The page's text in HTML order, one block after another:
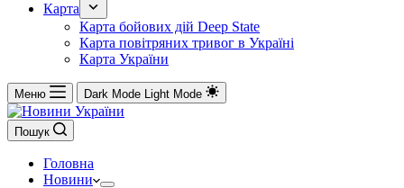
Карта
Карта бойових дій Deep State
Карта повітряних тривог в Україні
Карта України
Меню Dark Mode Light Mode
Пошук
Головна
Новини